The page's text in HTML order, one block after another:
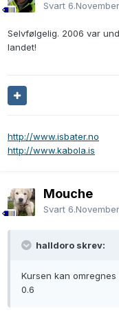
Svart
Selvfølgelig. 2006 var
landet!
http://www.isbater.no
http://www.kabola.is
Mouche
Svart
halldoro skrev:
Kursen kan
0.6